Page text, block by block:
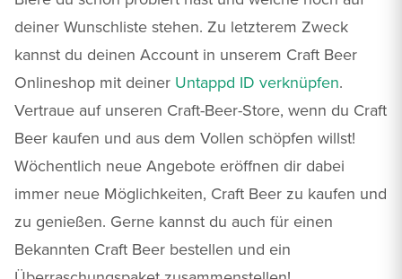
deiner Wunschliste stehen. Zu letzterem Zweck
kannst du deinen Account in unserem Craft Beer
Onlineshop mit deiner Untappd ID verknüpfen.
Vertraue auf unseren Craft-Beer-Store, wenn du Craft
Beer kaufen und aus dem Vollen schöpfen willst!
Wöchentlich neue Angebote eröffnen dir dabei
immer neue Möglichkeiten, Craft Beer zu kaufen und
zu genießen. Gerne kannst du auch für einen
Bekannten Craft Beer bestellen und ein